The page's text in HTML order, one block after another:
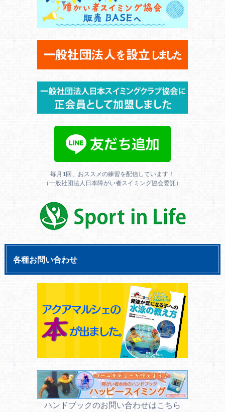
毎月1回、おススメの練習を配信しています！
（一般社団法人日本障がい者スイミング協会委託）
各種お問い合わせ
ハンドブックのお問い合わせはこちら